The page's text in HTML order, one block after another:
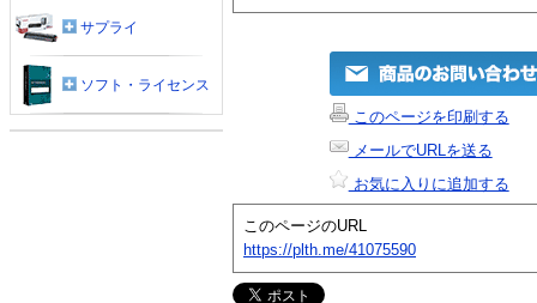
このページを印刷する
メールでURLを送る
お気に入りに追加する
このページのURL
https://plth.me/41075590
サプライ
ソフト・ライセンス